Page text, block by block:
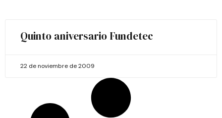
Quinto aniversario Fundetec
22 de noviembre de 2009